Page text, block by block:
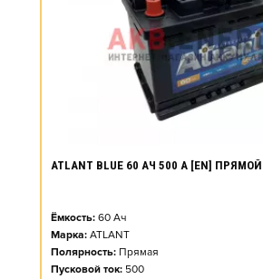
ATLANT BLUE 60 АЧ 500 А [EN] ПРЯМОЙ
Ёмкость: 60 Ач
Марка: ATLANT
Полярность: Прямая
Пусковой ток: 500